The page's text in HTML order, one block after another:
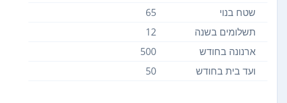
שטח בנוי
65
תשלומים בשנה
12
ארנונה בחודש
500
ועד בית בחודש
50